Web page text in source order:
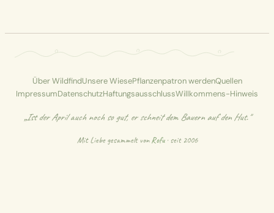
Über WildfindUnsere WiesePflanzenpatron werdenQuellen
ImpressumDatenschutzHaftungsausschlussWillkommens-Hinweis
„Ist der April auch noch so gut, er schneit dem Bauern auf den Hut."
Mit Liebe gesammelt vonRofu· seit 2006